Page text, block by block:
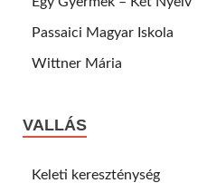
Passaici Magyar Iskola
Wittner Mária
VALLÁS
Keleti kereszténység